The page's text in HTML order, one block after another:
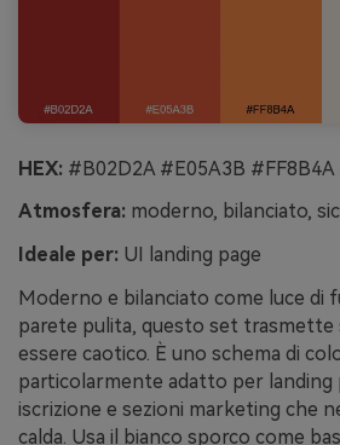
HEX: #B02D2A #E05A3B
Atmosfera: moderno, bilanciato,
Ideale per: UI landing page
Moderno e bilanciato come luce di
parete pulita, questo set trasmette
essere caotico. È uno schema di
particolarmente adatto per landing
iscrizione e sezioni marketing che
calda. Usa il bianco sporco come